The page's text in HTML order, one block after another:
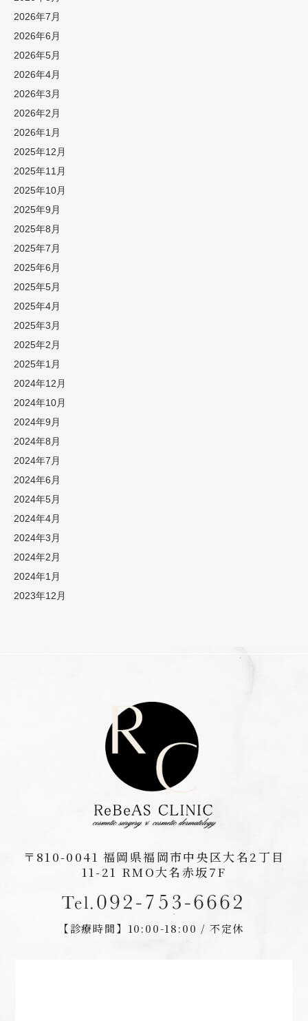
2026年7月
2026年6月
2026年5月
2026年4月
2026年3月
2026年2月
2026年1月
2025年12月
2025年11月
2025年10月
2025年9月
2025年8月
2025年7月
2025年6月
2025年5月
2025年4月
2025年3月
2025年2月
2025年1月
2024年12月
2024年10月
2024年9月
2024年8月
2024年7月
2024年6月
2024年5月
2024年4月
2024年3月
2024年2月
2024年1月
2023年12月
〒810-0041 福岡県福岡市中央区大名2丁目
11-21 RMO大名赤坂7F
Tel.092-753-6662
【診療時間】 10:00-18:00 / 不定休